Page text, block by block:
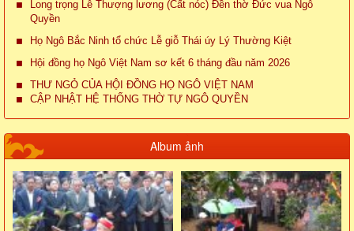
Long trọng Lễ Thượng lương (Cất nóc) Đền thờ Đức vua Ngô
Quyền
Họ Ngô Bắc Ninh tổ chức Lễ giỗ Thái úy Lý Thường Kiệt
Hội đồng họ Ngô Việt Nam sơ kết 6 tháng đầu năm 2026
THƯ NGỎ CỦA HỘI ĐỒNG HỌ NGÔ VIỆT NAM
CẬP NHẬT HỆ THỐNG THỜ TỰ NGÔ QUYỀN
Album ảnh